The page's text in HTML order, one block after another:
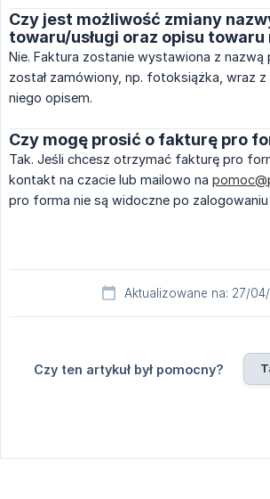
Czy jest możliwość zmiany
towaru/usługi oraz opisu
Nie. Faktura zostanie wystawiona z nazwą
został zamówiony, np. fotoksiążka, wraz
niego opisem.
Czy mogę prosić o fakturę pro
Tak. Jeśli chcesz otrzymać fakturę pro
kontakt na czacie lub mailowo na
pro forma nie są widoczne po
Aktualizowane na: 27/04/
Czy ten artykuł był pomocny?